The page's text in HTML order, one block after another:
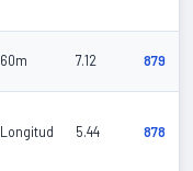
60m 7.12 879
Longitud 5.44 878